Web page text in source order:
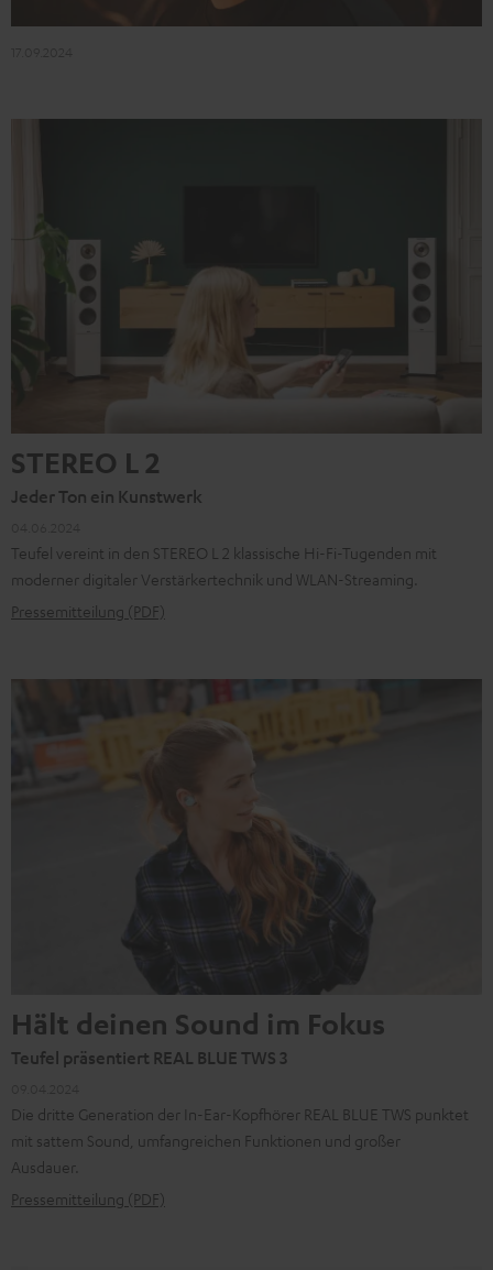
STEREO L 2
Jeder Ton ein Kunstwerk
Teufel vereint in den STEREO L 2 klassische Hi-Fi-Tugenden mit
moderner digitaler Verstärkertechnik und WLAN-Streaming.
Pressemitteilung (PDF)
Hält deinen Sound im Fokus
Teufel präsentiert REAL BLUE TWS 3
Die dritte Generation der In-Ear-Kopfhörer REAL BLUE TWS punktet
mit sattem Sound, umfangreichen Funktionen und großer
Ausdauer.
Pressemitteilung (PDF)